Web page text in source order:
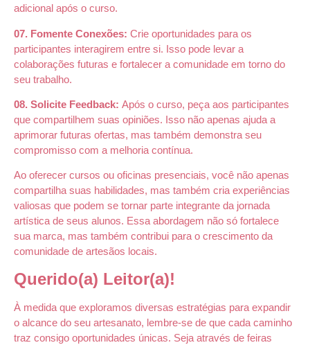
adicional após o curso.
07. Fomente Conexões: Crie oportunidades para os
participantes interagirem entre si. Isso pode levar a
colaborações futuras e fortalecer a comunidade em torno do
seu trabalho.
08. Solicite Feedback: Após o curso, peça aos participantes
que compartilhem suas opiniões. Isso não apenas ajuda a
aprimorar futuras ofertas, mas também demonstra seu
compromisso com a melhoria contínua.
Ao oferecer cursos ou oficinas presenciais, você não apenas
compartilha suas habilidades, mas também cria experiências
valiosas que podem se tornar parte integrante da jornada
artística de seus alunos. Essa abordagem não só fortalece
sua marca, mas também contribui para o crescimento da
comunidade de artesãos locais.
Querido(a) Leitor(a)!
À medida que exploramos diversas estratégias para expandir
o alcance do seu artesanato, lembre-se de que cada caminho
traz consigo oportunidades únicas. Seja através de feiras